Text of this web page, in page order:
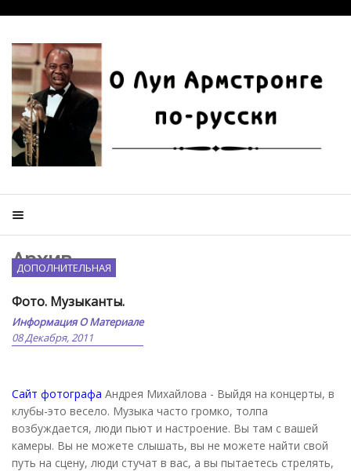
Архив
ДОПОЛНИТЕЛЬНАЯ
Фото. Музыканты.
Информация О Материале
08 Декабря, 2011
Сайт фотографа Андрея Михайлова - Выйдя на концерты, в
клубы-это весело. Музыка часто громко, толпа
возбуждается, люди пьют и настроение. Вы там с вашей
камеры. Вы не можете слышать, вы не можете найти свой
путь на сцену, люди стучат в вас, а вы пытаетесь стрелять,